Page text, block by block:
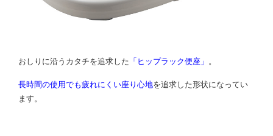
おしりに沿うカタチを追求した 「ヒップラック便座」 。
長時間の使用でも疲れにくい座り心地を追求した形状になってい
ます。